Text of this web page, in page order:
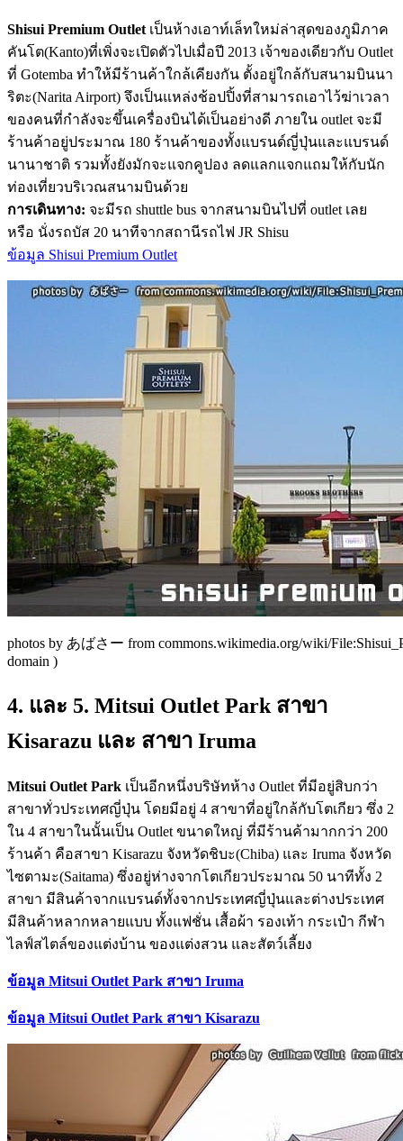
Shisui Premium Outlet เป็นห้างเอาท์เล็ทใหม่ล่าสุดของภูมิภาค
คันโต(Kanto)ที่เพิ่งจะเปิดตัวไปเมื่อปี 2013 เจ้าของเดียวกับ Outlet
ที่ Gotemba ทำให้มีร้านค้าใกล้เคียงกัน ตั้งอยู่ใกล้กับสนามบินนา
ริตะ(Narita Airport) จึงเป็นแหล่งช้อปปิ้งที่สามารถเอาไว้ฆ่าเวลา
ของคนที่กำลังจะขึ้นเครื่องบินได้เป็นอย่างดี ภายใน outlet จะมี
ร้านค้าอยู่ประมาณ 180 ร้านค้าของทั้งแบรนด์ญี่ปุ่นและแบรนด์
นานาชาติ รวมทั้งยังมักจะแจกคูปอง ลดแลกแจกแถมให้กับนัก
ท่องเที่ยวบริเวณสนามบินด้วย
การเดินทาง: จะมีรถ shuttle bus จากสนามบินไปที่ outlet เลย
หรือ นั่งรถบัส 20 นาทีจากสถานีรถไฟ JR Shisu
ข้อมูล Shisui Premium Outlet
photos by あばさー from commons.wikimedia.org/wiki/
domain )
4. และ 5. Mitsui Outlet Park สาขา
Kisarazu และ สาขา Iruma
Mitsui Outlet Park เป็นอีกหนึ่งบริษัทห้าง Outlet ที่มีอยู่สิบกว่า
สาขาทั่วประเทศญี่ปุ่น โดยมีอยู่ 4 สาขาที่อยู่ใกล้กับโตเกียว ซึ่ง 2
ใน 4 สาขาในนั้นเป็น Outlet ขนาดใหญ่ ที่มีร้านค้ามากกว่า 200
ร้านค้า คือสาขา Kisarazu จังหวัดชิบะ(Chiba) และ Iruma จังหวัด
ไซตามะ(Saitama) ซึ่งอยู่ห่างจากโตเกียวประมาณ 50 นาทีทั้ง 2
สาขา มีสินค้าจากแบรนด์ทั้งจากประเทศญี่ปุ่นและต่างประเทศ
มีสินค้าหลากหลายแบบ ทั้งแฟชั่น เสื้อผ้า รองเท้า กระเป๋า กีฬา
ไลฟ์สไตล์ของแต่งบ้าน ของแต่งสวน และสัตว์เลี้ยง
ข้อมูล MitsuiOutlet Park สาขา Iruma
ข้อมูล Mitsui Outlet Park สาขา Kisarazu